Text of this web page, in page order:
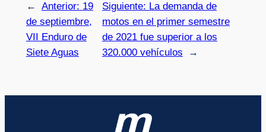
← Anterior: 19
de septiembre,
VII Enduro de
Siete Aguas
Siguiente: La demanda de
motos en el primer semestre
de 2021 fue superior a los
320.000 vehículos
→